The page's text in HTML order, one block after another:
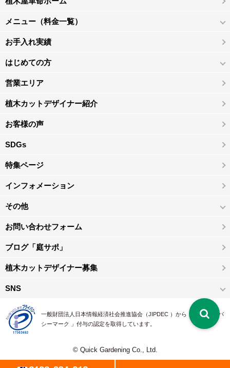
メニュー（料金一覧）
お手入れ実績
はじめての方
営業エリア
植木カットデザイナー紹介
お客様の声
SDGs
特集ページ
インフォメーション
その他
お問い合わせフォーム
ブログ「庭サポ」
植木カットデザイナー募集
SNS
一般財団法人日本情報経済社会推進協会（JIPDEC ）から 、「 プライバ
シーマーク 」付与の認定を取得しています。
© Quick Gardening Co., Ltd.